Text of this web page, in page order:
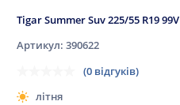
Tigar Summer Suv 225/55 R19 99V
Артикул: 390622
(0 відгуків)
літня